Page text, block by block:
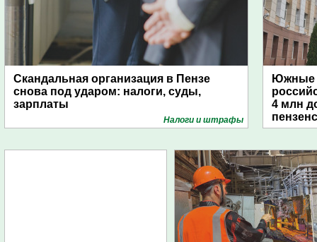
Скандальная организация в Пензе
снова под ударом: налоги, суды,
зарплаты
Налоги и штрафы
Южные
4 млн